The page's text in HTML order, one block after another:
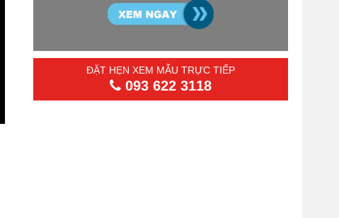
ĐẶT HẸN XEM MẪU TRỰC TIẾP
093 622 3118